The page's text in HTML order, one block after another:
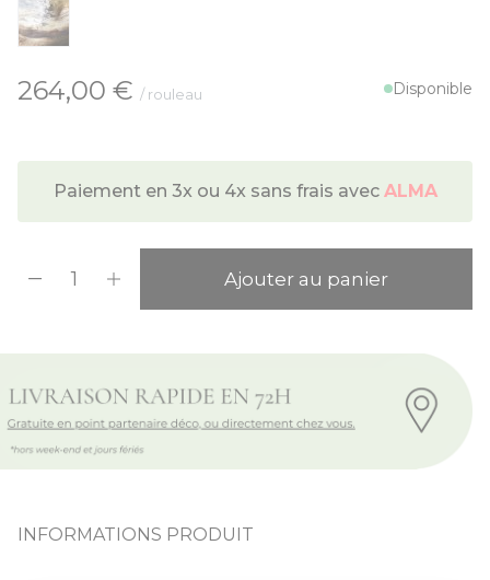
À partir de:
264,00 € / rouleau Disponible
Paiement en 3x ou 4x sans frais avec ALMA
Ajouter au panier
INFORMATIONS PRODUIT